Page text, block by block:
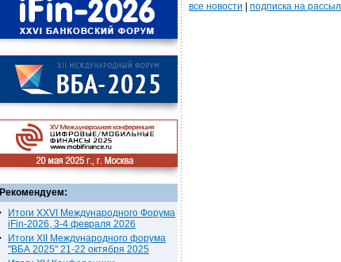
Рекомендуем:
Итоги XXVI Международного Форума
iFin-2026, 3-4 февраля 2026
Итоги XII Международного форума
"ВБА 2025" 21-22 октября 2025
все новости
подписка на